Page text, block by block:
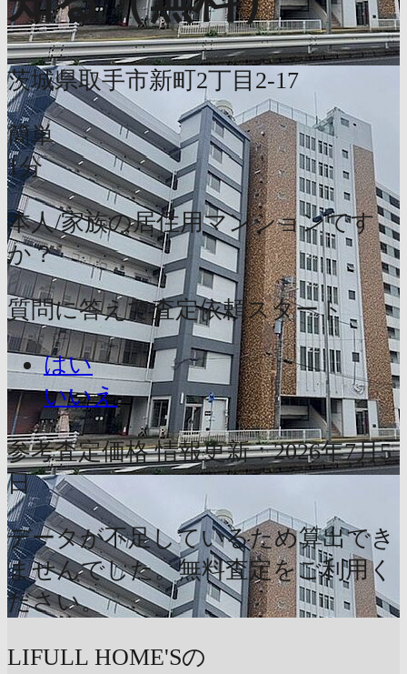
茨城県取手市新町2丁目2-17
簡単
1分
本人/家族の居住用マンションです
か？
質問に答えて査定依頼スタート
はい
いいえ
参考査定価格 情報更新：2026年7月5
日
データが不足しているため算出でき
ませんでした。無料査定をご利用く
ださい。
LIFULL HOME'Sの